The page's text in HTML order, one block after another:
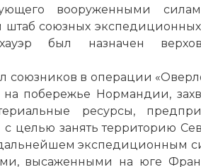
вооруженными
союзных экспедиционных
был назначен
союзников в операции
побережье Нормандии,
ресурсы,
целью занять территорию
экспедиционным
высаженными на юге